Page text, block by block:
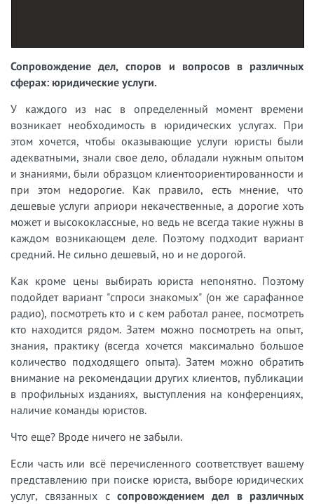
Сопровождение дел, споров и вопросов в различных
сферах: юридические услуги.
У каждого из нас в определенный момент времени
возникает необходимость в юридических услугах. При
этом хочется, чтобы оказывающие услуги юристы были
адекватными, знали свое дело, обладали нужным опытом
и знаниями, были образцом клиентоориентированности и
при этом недорогие. Как правило, есть мнение, что
дешевые услуги априори некачественные, а дорогие хоть
может и высококлассные, но ведь не всегда такие нужны в
каждом возникающем деле. Поэтому подходит вариант
средний. Не сильно дешевый, но и не дорогой.
Как кроме цены выбирать юриста непонятно. Поэтому
подойдет вариант "спроси знакомых" (он же сарафанное
радио), посмотреть кто и с кем работал ранее, посмотреть
кто находится рядом. Затем можно посмотреть на опыт,
знания, практику (всегда хочется максимально большое
количество подходящего опыта). Затем можно обратить
внимание на рекомендации других клиентов, публикации
в профильных изданиях, выступления на конференциях,
наличие команды юристов.
Что еще? Вроде ничего не забыли.
Если часть или всё перечисленного соответствует вашему
представлению при поиске юриста, выборе юридических
услуг, связанных ссопровождением дел в различных